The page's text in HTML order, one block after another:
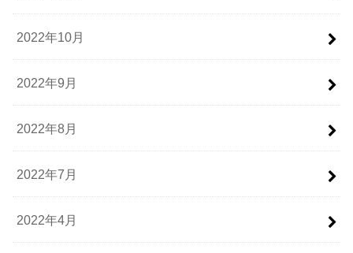
2022年10月
2022年9月
2022年8月
2022年7月
2022年4月